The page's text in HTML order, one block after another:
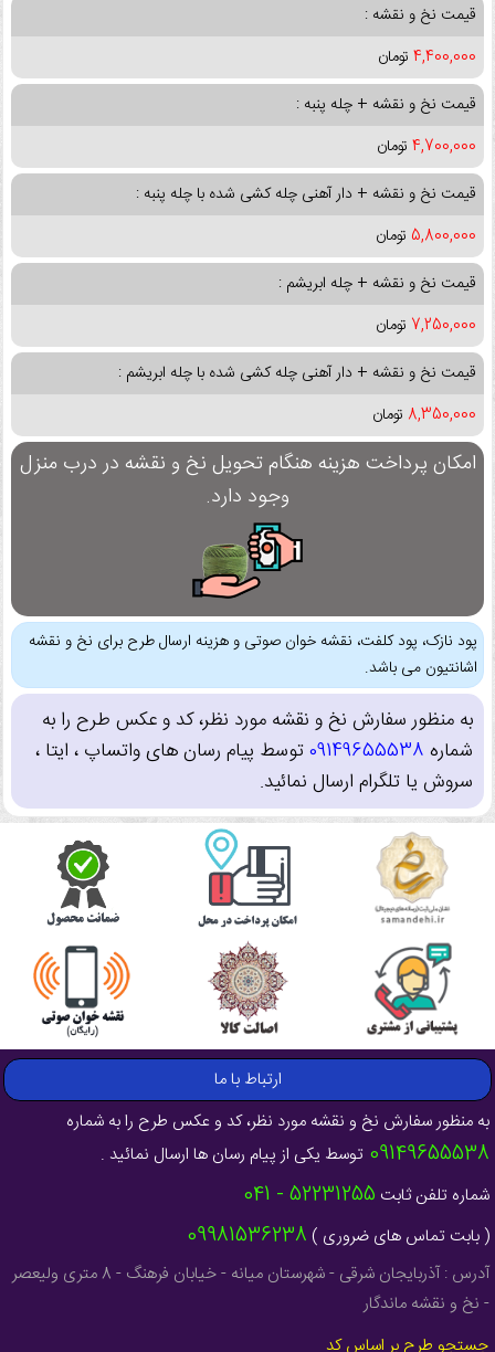
قیمت نخ و نقشه :
4,400,000 تومان
قیمت نخ و نقشه + چله پنبه :
4,700,000 تومان
قیمت نخ و نقشه + دار آهنی چله کشی شده با چله پنبه :
5,800,000 تومان
قیمت نخ و نقشه + چله ابریشم :
7,250,000 تومان
قیمت نخ و نقشه + دار آهنی چله کشی شده با چله ابریشم :
8,350,000 تومان
امکان پرداخت هزینه هنگام تحویل نخ و نقشه در درب منزل
وجود دارد.
پود نازک، پود کلفت، نقشه خوان صوتی و هزینه ارسال طرح برای نخ و نقشه
اشانتیون می باشد.
به منظور سفارش نخ و نقشه مورد نظر، کد و عکس طرح را به
شماره 09149655538توسط پیام رسان های واتساپ ، ایتا ،
سروش یا تلگرام ارسال نمائید.
ارتباط با ما
به منظور سفارش نخ و نقشه مورد نظر، کد و عکس طرح را به شماره
09149655538 توسط یکی از پیام رسان ها ارسال نمائید .
شماره تلفن ثابت 52231255 - 041
( بابت تماس های ضروری ) 09981536238
آدرس : آذربایجان شرقی - شهرستان میانه - خیابان فرهنگ - 8 متری ولیعصر
- نخ و نقشه ماندگار
جستجو طرح بر اساس کد